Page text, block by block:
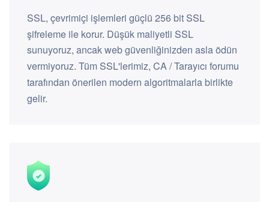
SSL, çevrimiçi işlemleri güçlü 256 bit SSL
şifreleme ile korur. Düşük maliyetli SSL
sunuyoruz, ancak web güvenliğinizden asla ödün
vermiyoruz. Tüm SSL'lerimiz, CA / Tarayıcı forumu
tarafından önerilen modern algoritmalarla birlikte
gelir.